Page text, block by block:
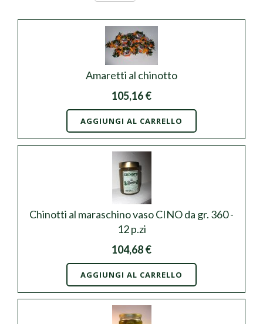
Amaretti al chinotto
105,16 €
AGGIUNGI AL CARRELLO
Chinotti al maraschino vaso CINO da gr. 360 -
12 p.zi
104,68 €
AGGIUNGI AL CARRELLO